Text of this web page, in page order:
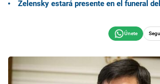
Zelensky estará presente en el funeral